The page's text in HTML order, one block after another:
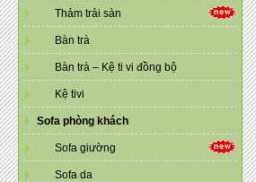
Thảm trải sàn
Bàn trà
Bàn trà – Kệ ti vi đồng bộ
Kệ tivi
Sofa phòng khách
Sofa giường
Sofa da